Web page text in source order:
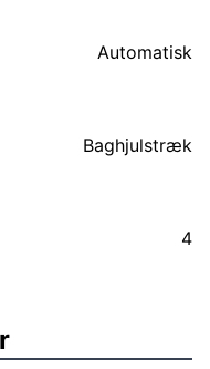
Automatisk
Baghjulstræk
4